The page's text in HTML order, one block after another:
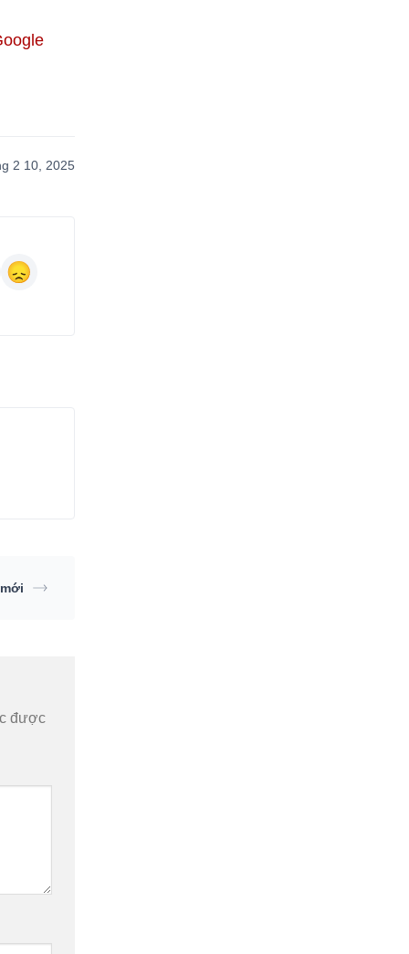
2 10, 2025
được